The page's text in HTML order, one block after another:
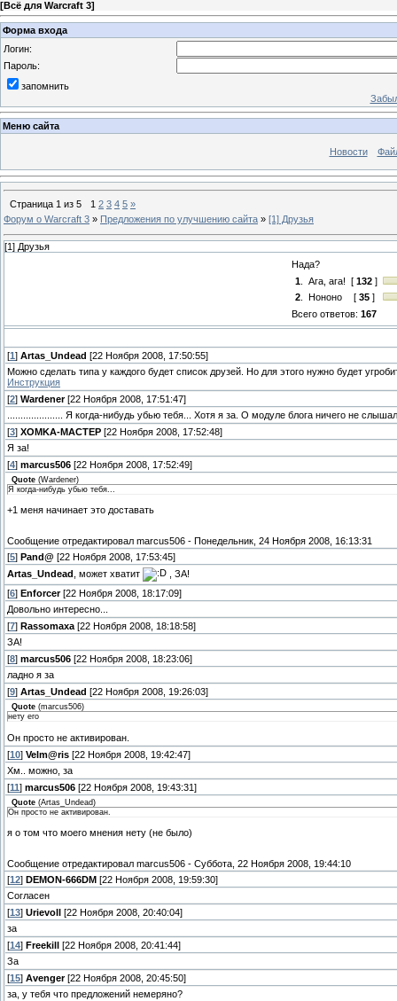
[Всё для Warcraft 3]
Форма входа
Логин:
Пароль:
запомнить
Меню сайта
Новости
Страница 1 из 5 1 2 3 4 5 »
Форум о Warcraft 3 » Предложения по улучшению сайта » [1] Друзья
[1] Друзья
Нада?
1
Ага, ага! [ 132 ]
2
Нононо [ 35 ]
Всего ответов: 167
[1 ] Artas_Undead [22 Ноября 2008, 17:50:55]
Можно сделать типа у каждого будет список друзей. Но для этого нужно будет
Инструкция
[2] Wardener[22 Ноября 2008, 17:51:47]
..................... Я когда-нибудь убью тебя... Хотя я за. О модуле блога ничего не
[3] XOMKA-MACTEP [22 Ноября 2008, 17:52:48]
Я за!
[4] marcus506 [22 Ноября 2008, 17:52:49]
Quote (Wardener)
Я когда-нибудь убью тебя...
+1 меня начинает это доставать
Сообщение отредактировал marcus506 - Понедельник, 24 Ноября 2008, 16:13:31
[5] Pand@ [22 Ноября 2008, 17:53:45]
Artas_Undead , может хватит
, ЗА!
[6] Enforcer[22 Ноября 2008, 18:17:09]
Довольно интересно...
[7] Rassomaxa [22 Ноября 2008, 18:18:58]
ЗА!
[8] marcus506 [22 Ноября 2008, 18:23:06]
ладно я за
[9] Artas_Undead [22 Ноября 2008, 19:26:03]
Quote (marcus506)
нету его
Он просто не активирован.
[10] Velm@ris [22 Ноября 2008, 19:42:47]
Хм.. можно, за
[11 ] marcus506 [22 Ноября 2008, 19:43:31]
Quote (Artas_Undead)
Он просто не активирован.
я о том что моего мнения нету (не было)
Сообщение отредактировал marcus506 - Суббота, 22 Ноября 2008, 19:44:10
[12] DEMON-666DM [22 Ноября 2008, 19:59:30]
Согласен
[13] Urievoll
[22 Ноября 2008, 20:40:04]
за
[14] Freekill
[22 Ноября 2008, 20:41:44]
За
[15] Avenger[22 Ноября 2008, 20:45:50]
за, у тебя что предложений немеряно?